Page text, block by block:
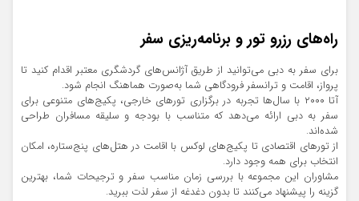
راه‌های رزرو تور و برنامه‌ریزی سفر
برای سفر به دبی می‌توانید از طریق آژانس‌های گردشگری معتبر اقدام کنید تا
پرواز، اقامت و ترانسفر فرودگاهی شما به‌صورت هماهنگ انجام شود.
آتا ۲۰۰۰ با سال‌ها تجربه در برگزاری تورهای خارجی، پکیج‌های متنوعی برای
سفر به دبی ارائه می‌دهد که متناسب با بودجه و سلیقه مسافران طراحی
شده‌اند.
از تورهای اقتصادی تا پکیج‌های لوکس با اقامت در هتل‌های پنج‌ستاره، امکان
انتخاب برای همه وجود دارد.
مشاوران این مجموعه با بررسی زمان مناسب سفر و ترجیحات شما، بهترین
گزینه را پیشنهاد می‌کنند تا بدون دغدغه از سفر لذت ببرید.